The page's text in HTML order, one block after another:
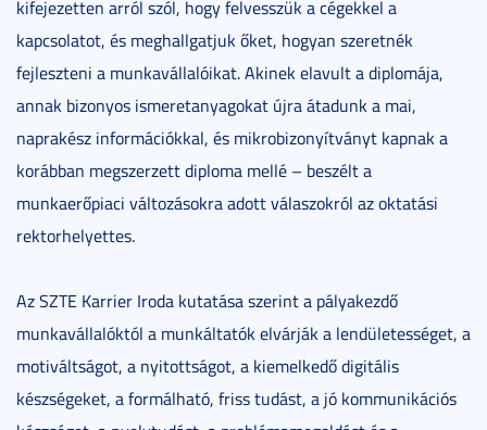
kifejezetten arról szól, hogy felvesszük a cégekkel a
kapcsolatot, és meghallgatjuk őket, hogyan szeretnék
fejleszteni a munkavállalóikat. Akinek elavult a diplomája,
annak bizonyos ismeretanyagokat újra átadunk a mai,
naprakész információkkal, és mikrobizonyítványt kapnak a
korábban megszerzett diploma mellé – beszélt a
munkaerőpiaci változásokra adott válaszokról az oktatási
rektorhelyettes.
Az SZTE Karrier Iroda kutatása szerint a pályakezdő
munkavállalóktól a munkáltatók elvárják a lendületességet, a
motiváltságot, a nyitottságot, a kiemelkedő digitális
készségeket, a formálható, friss tudást, a jó kommunikációs